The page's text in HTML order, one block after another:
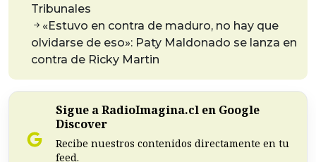
Tribunales
«Estuvo en contra de maduro, no hay que
olvidarse de eso»: Paty Maldonado se lanza en
contra de Ricky Martin
Sigue a RadioImagina.cl en Google
Discover
Recibe nuestros contenidos directamente en tu
feed.